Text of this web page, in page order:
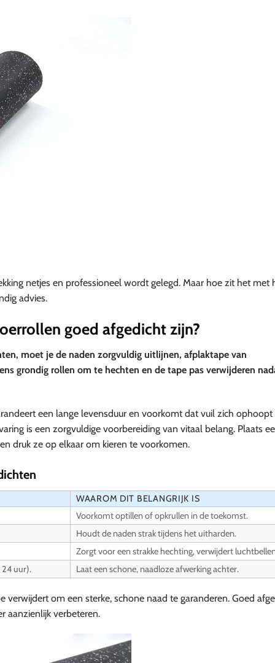
netjes en professioneel wordt gelegd. Maar hoe zit het met
advies.
goed afgedicht zijn?
moet je de naden zorgvuldig uitlijnen, afplaktape van
grondig rollen om te hechten en de tape pas verwijderen
een lange levensduur en voorkomt dat vuil zich
is een zorgvuldige voorbereiding van vitaal belang. Plaats
druk ze op elkaar om kieren te voorkomen.
WAAROM DIT BELANGRIJK IS
Voorkomt optillen of opkrullen in de toekomst.
Houdt de naden strak tijdens het uitharden.
Zorgt voor een strakke hechting, verwijdert
uur).
Laat een schone, naadloze afwerking achter.
om een sterke, schone naad te garanderen. Goed
aanzienlijk verbeteren.